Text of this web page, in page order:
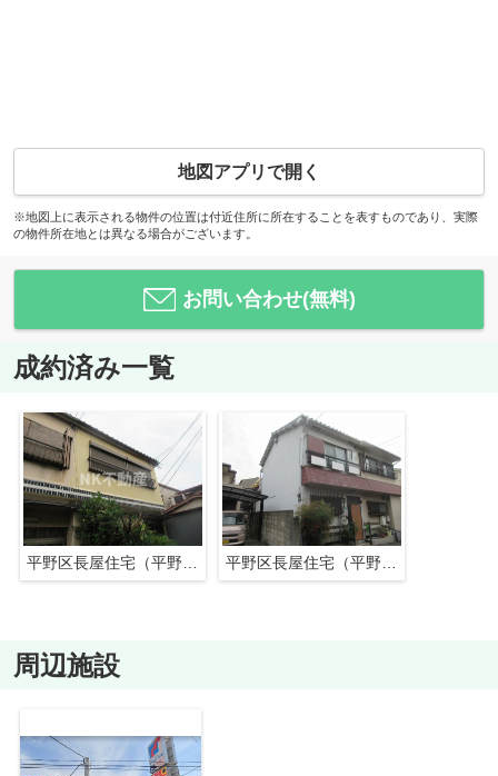
地図アプリで開く
※地図上に表示される物件の位置は付近住所に所在することを表すものであり、実際
の物件所在地とは異なる場合がございます。
お問い合わせ(無料)
成約済み一覧
平野区長屋住宅（平野賃貸） 平野区長屋住宅（平野賃貸）
周辺施設